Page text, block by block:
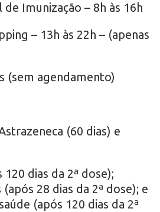
Imunização – 8h às 16h
– 13h às 22h – (apenas
(sem agendamento)
(60 dias) e
120 dias da 2ª dose);
28 dias da 2ª dose); e
(após 120 dias da 2ª